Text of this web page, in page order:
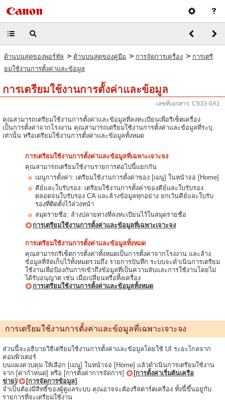
ด้านบนสุดของพอร์ทัล > ด้านบนสุดของคู่มือ > การจัดการเครื่อง > การเตรี
ยมใช้งานการตั้งค่าและข้อมูล
การเตรียมใช้งานการตั้งค่าและข้อมูล
เลขที่เอกสาร: C933-0A1
คุณสามารถเตรียมใช้งานการตั้งค่าและข้อมูลที่ลงทะเบียนเพื่อรีเซ็ตเครื่อง
เป็นการตั้งค่าจากโรงงาน คุณสามารถเตรียมใช้งานการตั้งค่าและข้อมูลที่ระบุ
เท่านั้น หรือเตรียมใช้งานการตั้งค่าและข้อมูลทั้งหมด
การเตรียมใช้งานการตั้งค่าและข้อมูลที่เฉพาะเจาะจง
คุณสามารถเตรียมใช้งานรายการต่อไปนี้แยกกัน
เมนูการตั้งค่า: เตรียมใช้งานการตั้งค่าของ [เมนู] ในหน้าจอ [Home]
คีย์และใบรับรอง: เตรียมใช้งานการตั้งค่าของคีย์และใบรับรอง
ตลอดจนใบรับรอง CA และล้างข้อมูลทุกอย่าง ยกเว้นคีย์และใบรับ
รองที่ติดตั้งไว้ล่วงหน้า
สมุดรายชื่อ: ล้างปลายทางที่ลงทะเบียนไว้ในสมุดรายชื่อ
การเตรียมใช้งานการตั้งค่าและข้อมูลที่เฉพาะเจาะจง
การเตรียมใช้งานการตั้งค่าและข้อมูลทั้งหมด
คุณสามารถรีเซ็ตการตั้งค่าทั้งหมดเป็นการตั้งค่าจากโรงงาน และล้าง
ข้อมูลที่จัดเก็บไว้ทั้งหมดรวมถึง รายการบันทึก ระบบจะดำเนินการเตรียม
ใช้งานเพื่อป้องกันการเข้าถึงข้อมูลที่เป็นความลับและการใช้งานโดยไม่
ได้รับอนุญาต เช่น เมื่อเปลี่ยนหรือทิ้งเครื่อง
การเตรียมใช้งานการตั้งค่าและข้อมูลทั้งหมด
การเตรียมใช้งานการตั้งค่าและข้อมูลที่เฉพาะเจาะจง
ส่วนนี้จะอธิบายวิธีเตรียมใช้งานการตั้งค่าและข้อมูลโดยใช้ UI ระยะไกลจาก
คอมพิวเตอร์
บนแผงควบคุม ให้เลือก [เมนู] ในหน้าจอ [Home] แล้วดำเนินการเตรียมใช้งาน
จาก [ค่ากำหนด] หรือ [การตั้งค่าการจัดการ]
[การตั้งค่าเริ่มต้นเครือ
ข่าย]/
[การจัดการข้อมูล]
จำเป็นต้องมีสิทธิ์ของผู้ดูแลระบบ คุณอาจจะต้องรีสตาร์ตเครื่อง ทั้งนี้ขึ้นอยู่กับ
รายการที่จะเตรียมใช้งาน